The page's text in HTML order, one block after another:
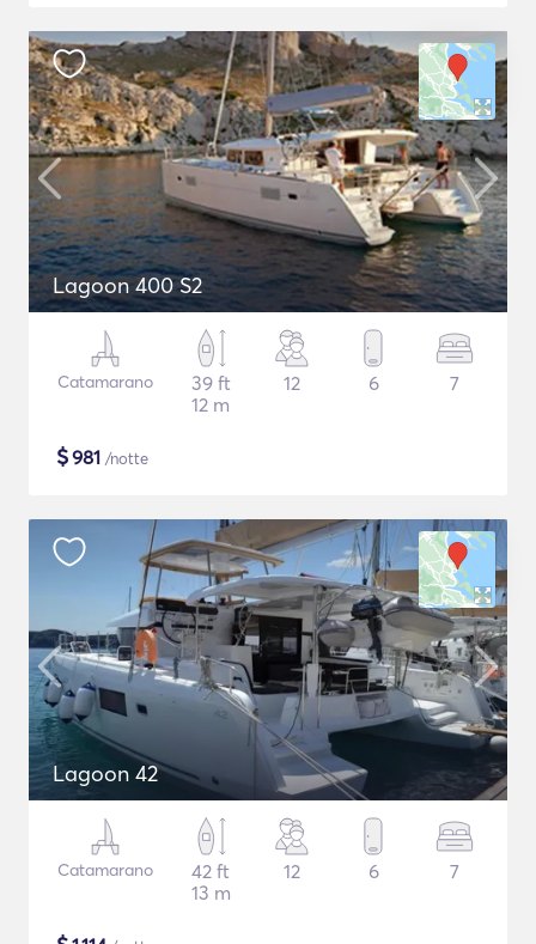
Lagoon 400 S2
Catamarano
39 ft
12 m
12 6 7
$981 /notte
Lagoon 42
Catamarano
42 ft
13 m
12 6 7